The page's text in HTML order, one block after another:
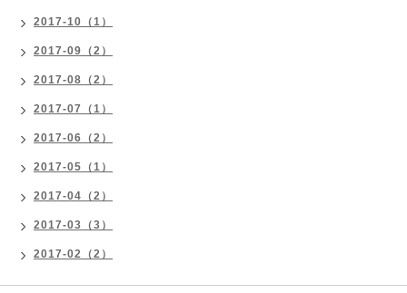
2017-10（1）
2017-09（2）
2017-08（2）
2017-07（1）
2017-06（2）
2017-05（1）
2017-04（2）
2017-03（3）
2017-02（2）